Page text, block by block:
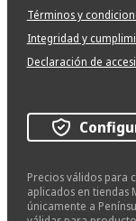
Términos y
Integridad y
Declaración de
Precios válidos para
aplicados en tiendas
únicamente a